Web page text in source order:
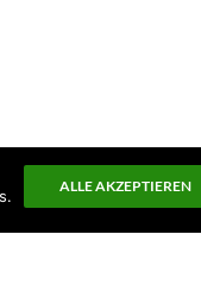
ALLE AKZEPTIEREN